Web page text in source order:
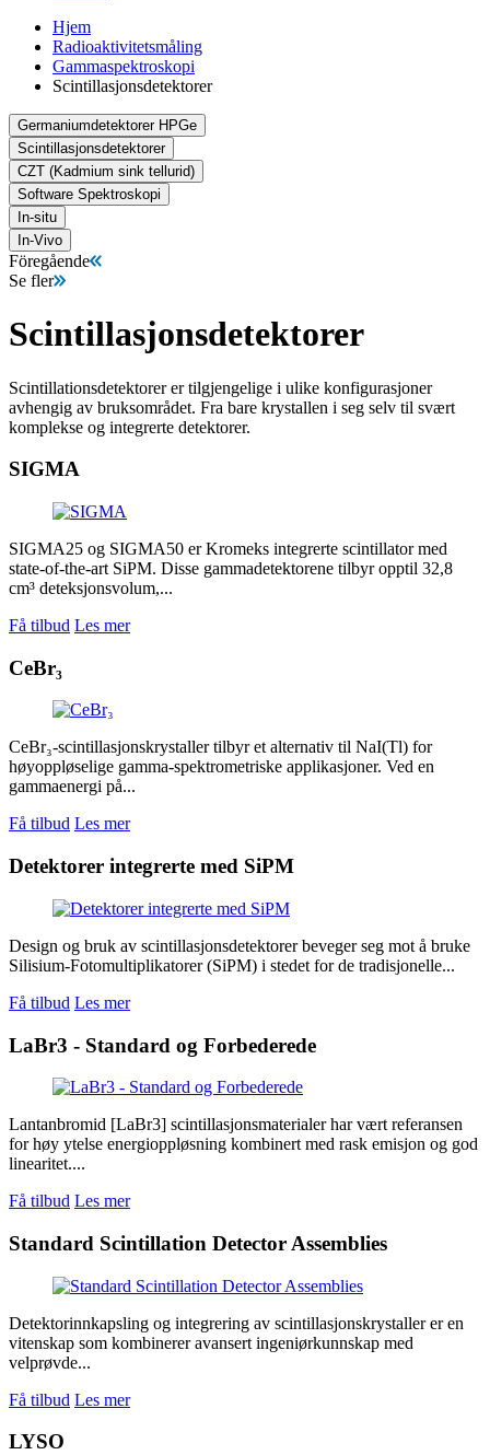
Hjem
Radioaktivitetsmåling
Gammaspektroskopi
Scintillasjonsdetektorer
Germaniumdetektorer HPGe
Scintillasjonsdetektorer
CZT (Kadmium sink tellurid)
Software Spektroskopi
In-situ
In-Vivo
Föregående
Se fler
Scintillasjonsdetektorer
Scintillationsdetektorer er tilgjengelige i ulike konfigurasjoner
avhengig av bruksområdet. Fra bare krystallen i seg selv til svært
komplekse og integrerte detektorer.
SIGMA
SIGMA25 og SIGMA50 er Kromeks integrerte scintillator med
state-of-the-art SiPM. Disse gammadetektorene tilbyr opptil 32,8
cm³ deteksjonsvolum,...
Få tilbud Les mer
CeBr₃
CeBr₃-scintillasjonskrystaller tilbyr et alternativ til NaI(Tl) for
høyoppløselige gamma-spektrometriske applikasjoner. Ved en
gammaenergi på...
Få tilbud Les mer
Detektorer integrerte med SiPM
Design og bruk av scintillasjonsdetektorer beveger seg mot å bruke
Silisium-Fotomultiplikatorer (SiPM) i stedet for de tradisjonelle...
Få tilbud Les mer
LaBr3 - Standard og Forbederede
Lantanbromid [LaBr3] scintillasjonsmaterialer har vært referansen
for høy ytelse energioppløsning kombinert med rask emisjon og god
linearitet....
Få tilbud Les mer
Standard Scintillation Detector Assemblies
Detektorinnkapsling og integrering av scintillasjonskrystaller er en
vitenskap som kombinerer avansert ingeniørkunnskap med
velprøvde...
Få tilbud Les mer
LYSO